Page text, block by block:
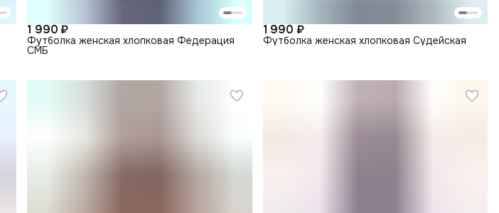
1 990 ₽
Футболка женская хлопковая Федерация
СМБ
1 990 ₽
Футболка женская хлопковая Судейская